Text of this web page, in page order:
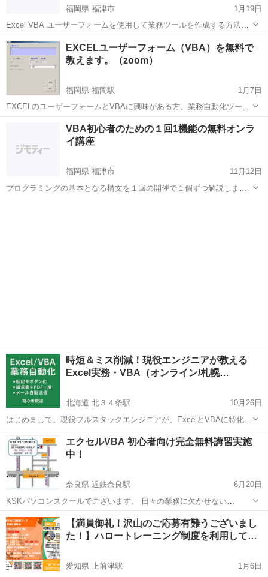
福岡県 福津市
1月19日
Excel VBA ユーザーフォームを使用して業務ツールを作成する方法を
伝授します。 これからプログラミングを習いたい初心者から、関数を
使用してシートを操作している方のスキルアップに有用な完全無料の
オンライ授業です。 ...
福岡 福津市 初心者
EXCELユーザーフォーム（VBA）を無料で
教えます。（zoom）
福岡県 福間駅
1月7日
EXCELのユーザーフォームとVBAに興味がある方、業務自動化ツール
を作ってみませんか? VBAプログラミングでデータ操作、基本画面の
作り方を無料で教えます。 ※完全無料、勧誘もありません。 ■オンラ
イン：zo...
福間駅 VBA vba
VBA初心者のための１回1機能の無料オンラ
イ講座
福岡県 福津市
11月12日
プログラミングの基本となる構文を１回の開催で１個ずつ解説しま
時短＆ミス削減！現役エンジニアが教える
Excel実務・VBA（オンライン/札幌…
北海道 北３４条駅
10月26日
はじめまして。現役フルスタックエンジニアが、ExcelとVBAに特化し
て実務に直結する指導を行います。 「毎日の転記作業を自動化した
い」「CSVをまとめて集計したい」「請求書を一括でPDF化してメー
ル送信したい」など、その...
北海道 札幌市 VBA オンライン
エクセルVBA 初心者向け完全無料講習実施
中！
奈良県 近鉄奈良駅
6月20日
KSKパソコンスクールでございます。 日々の業務に欠かせない
Excel。そのExcel作業を効率よく、スピーディーにしてくれるプログ
ラム言語『Excel VBA』の基本を無料で受講していただけます！ これ
からExce...
奈良 奈良市 近鉄奈良駅 VBA 無料
【満員御礼！沢山のご応募有難うございまし
た！】ハロートレーニング制度を利用して…
愛知県 上前津駅
1月6日